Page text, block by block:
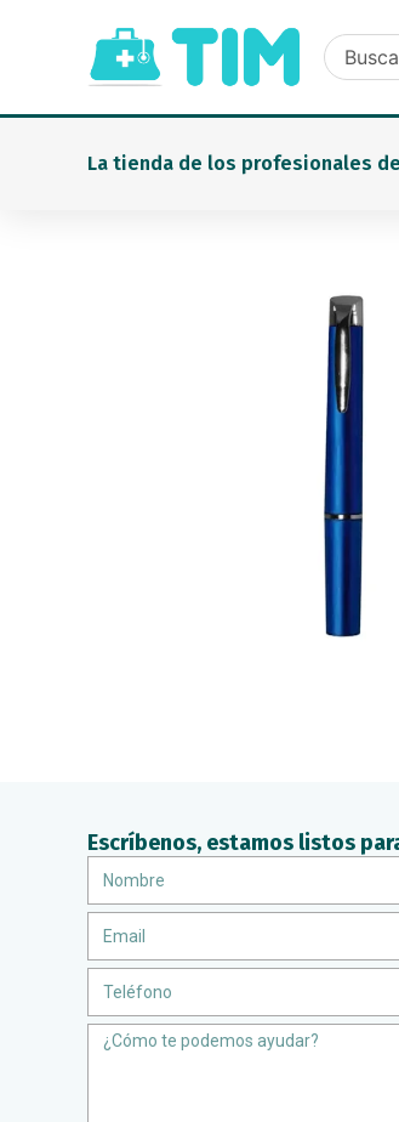
contenido
La tienda de los profesionales
Escríbenos, estamos listos
Message